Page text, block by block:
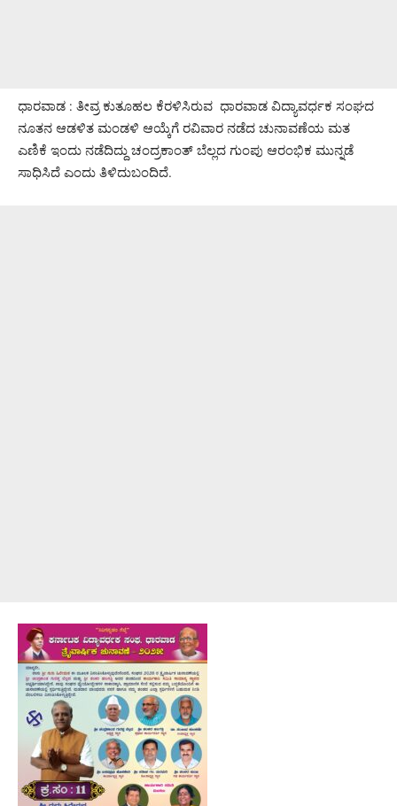
ಧಾರವಾಡ : ತೀವ್ರ ಕುತೂಹಲ ಕೆರಳಿಸಿರುವ ಧಾರವಾಡ ವಿದ್ಯಾವರ್ಧಕ ಸಂಘದ
ನೂತನ ಆಡಳಿತ ಮಂಡಳಿ ಆಯ್ಕೆಗೆ ರವಿವಾರ ನಡೆದ ಚುನಾವಣೆಯ ಮತ
ಎಣಿಕೆ ಇಂದು ನಡೆದಿದ್ದು ಚಂದ್ರಕಾಂತ್ ಬೆಲ್ಲದ ಗುಂಪು ಆರಂಭಿಕ ಮುನ್ನಡೆ
ಸಾಧಿಸಿದೆ ಎಂದು ತಿಳಿದುಬಂದಿದೆ.